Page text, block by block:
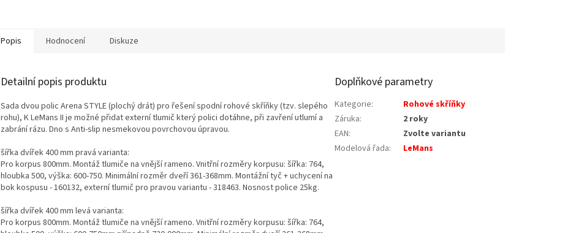
Popis Hodnocení Diskuze
Detailní popis produktu
Sada dvou polic Arena STYLE (plochý drát) pro řešení spodní rohové skříňky (tzv. slepého
rohu), K LeMans II je možné přidat externí tlumič který polici dotáhne, při zavření utlumí a
zabrání rázu. Dno s Anti-slip nesmekovou povrchovou úpravou.
šířka dvířek 400 mm pravá varianta:
Pro korpus 800mm. Montáž tlumiče na vnější rameno. Vnitřní rozměry korpusu: šířka: 764,
hloubka 500, výška: 600-750. Minimální rozměr dveří 361-368mm. Montážní tyč + uchycení na
bok kospusu - 160132, externí tlumič pro pravou variantu - 318463. Nosnost police 25kg.
šířka dvířek 400 mm levá varianta:
Pro korpus 800mm. Montáž tlumiče na vnější rameno. Vnitřní rozměry korpusu: šířka: 764,
Doplňkové parametry
Kategorie:
Rohové skříňky
Záruka:
2 roky
EAN:
Zvolte variantu
Modelová řada: LeMans